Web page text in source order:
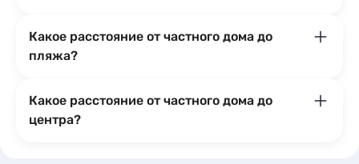
Какое расстояние от частного дома до
пляжа?
Какое расстояние от частного дома до
центра?